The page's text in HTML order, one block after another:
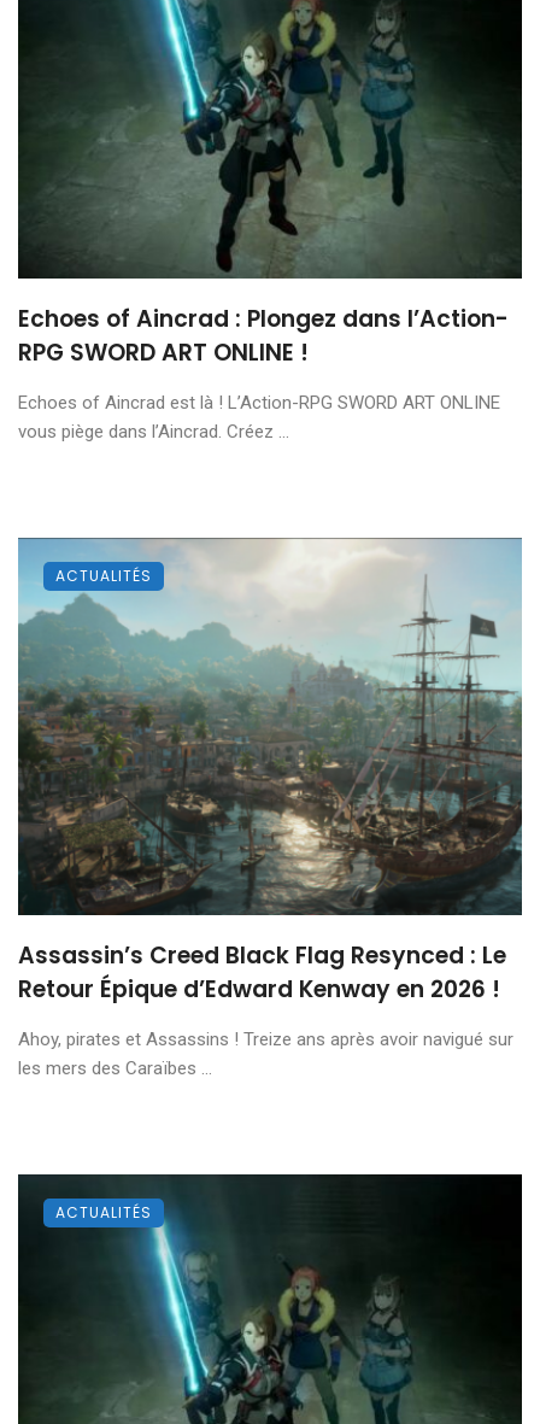
Echoes of Aincrad : Plongez dans l’Action-
RPG SWORD ART ONLINE !
Echoes of Aincrad est là ! L’Action-RPG SWORD ART ONLINE
vous piège dans l’Aincrad. Créez ...
ACTUALITÉS
Assassin’s Creed Black Flag Resynced : Le
Retour Épique d’Edward Kenway en 2026 !
Ahoy, pirates et Assassins ! Treize ans après avoir navigué sur
les mers des Caraïbes ...
ACTUALITÉS